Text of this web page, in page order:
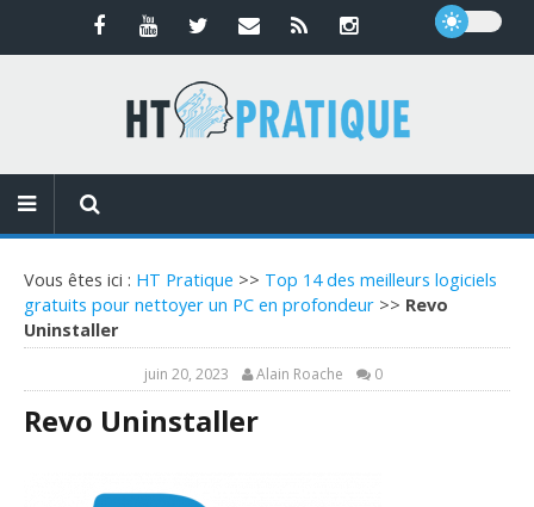
Vous êtes ici : HT Pratique >> Top 14 des meilleurs logiciels
gratuits pour nettoyer un PC en profondeur >> Revo
Uninstaller
juin 20, 2023 Alain Roache 0
Revo Uninstaller